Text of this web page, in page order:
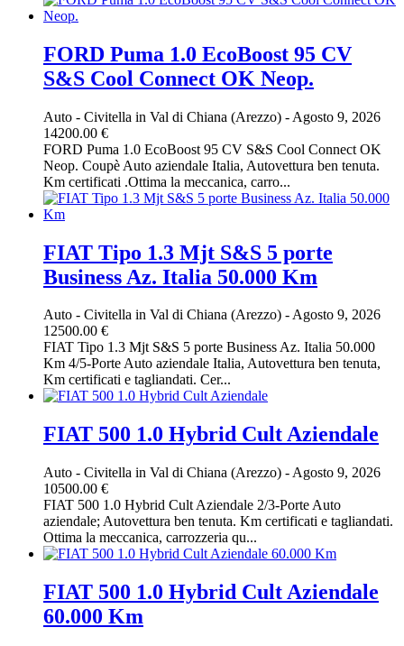
FORD Puma 1.0 EcoBoost 95 CV
S&S Cool Connect OK Neop.
Auto - Civitella in Val di Chiana (Arezzo) - Agosto 9, 2026
14200.00 €
FORD Puma 1.0 EcoBoost 95 CV S&S Cool Connect OK
Neop. Coupè Auto aziendale Italia, Autovettura ben tenuta.
Km certificati .Ottima la meccanica, carro...
FIAT Tipo 1.3 Mjt S&S 5 porte
Business Az. Italia 50.000 Km
Auto - Civitella in Val di Chiana (Arezzo) -Agosto 9, 2026
12500.00 €
FIAT Tipo 1.3 Mjt S&S 5 porte Business Az. Italia 50.000
Km 4/5-Porte Auto aziendale Italia, Autovettura ben tenuta,
Km certificati e tagliandati. Cer...
FIAT 500 1.0 Hybrid Cult Aziendale
Auto - Civitella in Val di Chiana (Arezzo) - Agosto 9, 2026
10500.00 €
FIAT 500 1.0 Hybrid Cult Aziendale 2/3-Porte Auto
aziendale; Autovettura ben tenuta. Km certificati e tagliandati.
Ottima la meccanica, carrozzeria qu...
FIAT 500 1.0 Hybrid Cult Aziendale
60.000 Km